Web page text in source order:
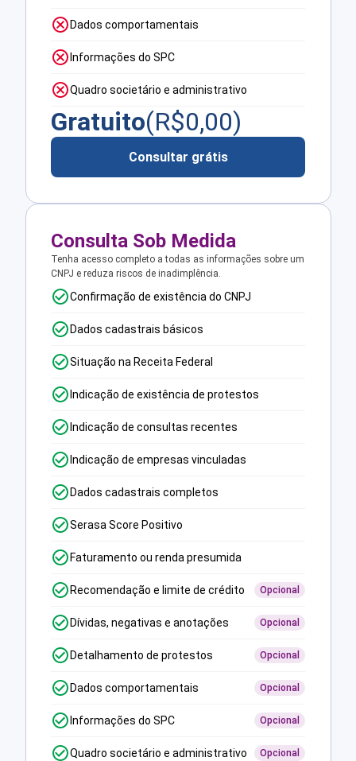
Dados comportamentais
Informações do SPC
Quadro societário e administrativo
Gratuito(R$0,00)
Consultar grátis
Consulta Sob Medida
Tenha acesso completo a todas as informações sobre um
CNPJ e reduza riscos de inadimplência.
Confirmação de existência do CNPJ
Dados cadastrais básicos
Situação na Receita Federal
Indicação de existência de protestos
Indicação de consultas recentes
Indicação de empresas vinculadas
Dados cadastrais completos
Serasa Score Positivo
Faturamento ou renda presumida
Recomendação e limite de crédito Opcional
Dívidas, negativas e anotações Opcional
Detalhamento de protestos Opcional
Dados comportamentais Opcional
Informações do SPC Opcional
Quadro societário e administrativo Opcional